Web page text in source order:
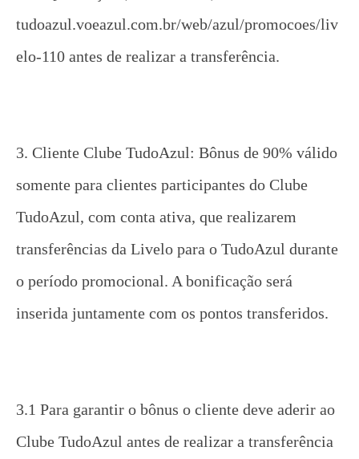
tudoazul.voeazul.com.br/web/azul/promocoes/liv
elo-110 antes de realizar a transferência.
3. Cliente Clube TudoAzul: Bônus de 90% válido
somente para clientes participantes do Clube
TudoAzul, com conta ativa, que realizarem
transferências da Livelo para o TudoAzul durante
o período promocional. A bonificação será
inserida juntamente com os pontos transferidos.
3.1 Para garantir o bônus o cliente deve aderir ao
Clube TudoAzul antes de realizar a transferência